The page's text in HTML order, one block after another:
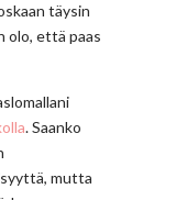
täysin
olo, että paas
. Saanko
mutta